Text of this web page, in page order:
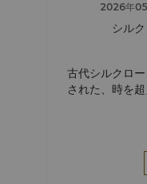
2026年
シル
古代シルクロ
された、時を